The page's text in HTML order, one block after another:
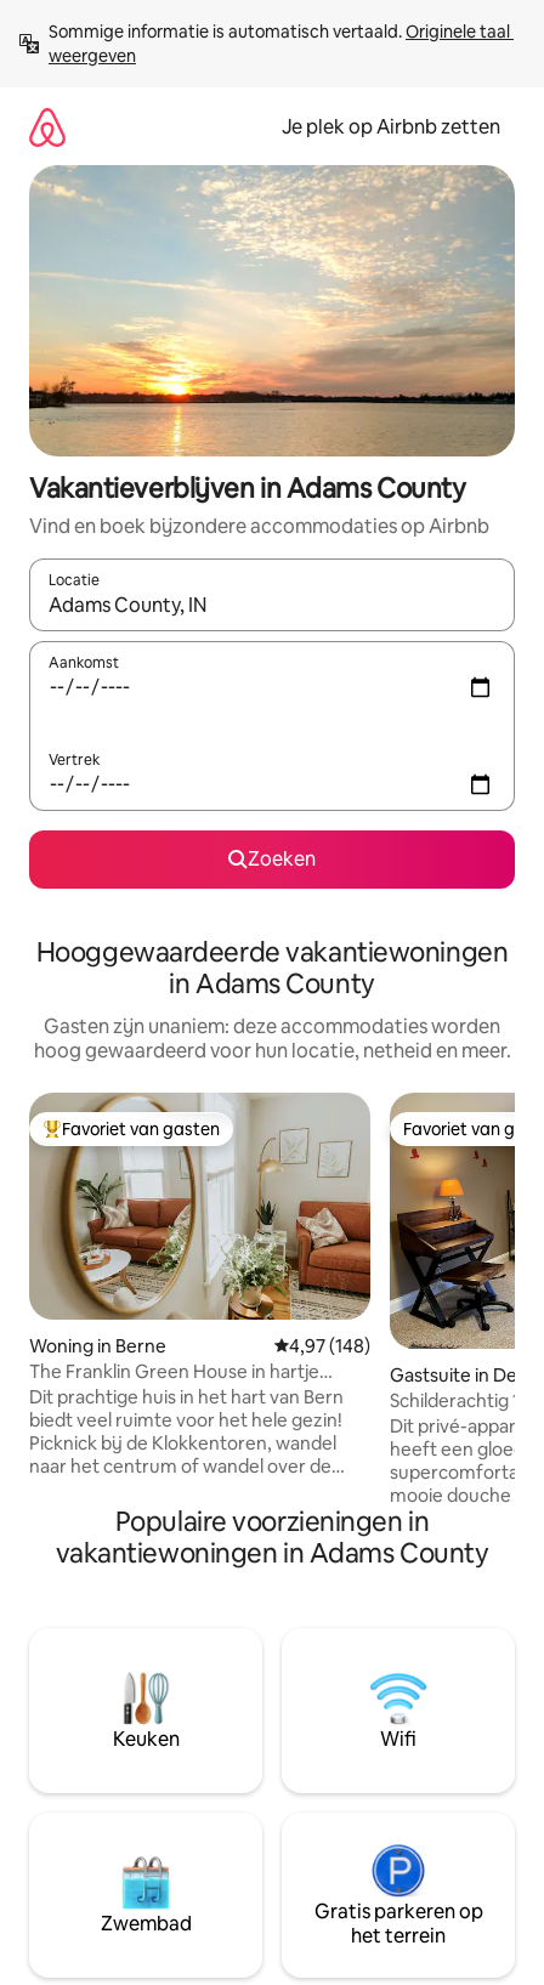
direct
naar
Sommige informatie is automatisch vertaald. Originele taal
weergeven
Je plek op Airbnb zetten
Vakantieverblijven in Adams County
Vind en boek bijzondere accommodaties op Airbnb
Locatie
Wanneer er resultaten beschikbaar zijn, maak je een keuze
Aankomst
Vertrek
Zoeken
Hooggewaardeerde vakantiewoningen
in Adams County
Gasten zijn unaniem: deze accommodaties worden
hoog gewaardeerd voor hun locatie, netheid en meer.
Topfavoriet van gasten
Favoriet van gasten
Woning in Berne Gemiddelde beoordeling van
4,97 (148)
The Franklin Green House in hartje
Berne, IN
Dit prachtige huis in het hart van Bern
biedt veel ruimte voor het hele gezin!
Picknick bij de Klokkentoren, wandel
naar het centrum of wandel over de
Village. Verblijf in de stad om
familieleden te bezoeken, een
verscheidenheid aan winkels in de
maken. Er zijn ook tal van
eetgelegenheden beschikbaar in de
stad! Geniet van je verblijf in Bern en
alles wat deze schilderachtige, op
bieden heeft.
Favoriet van
Favoriet van
Gastsuite in
Schilderachtig 1
appartement
Dit privé-
heeft een
mooie douche
schilderachtige
woonruimte. Maak een virtuele reis van
Indiana naar Haïti
comfortabele
maar om te leren
van PeaceCYCLE &
gevuld met alles
het centrum.
Populaire voorzieningen in
vakantiewoningen in Adams County
Keuken Wifi
Zwembad
Gratis parkeren op
het terrein